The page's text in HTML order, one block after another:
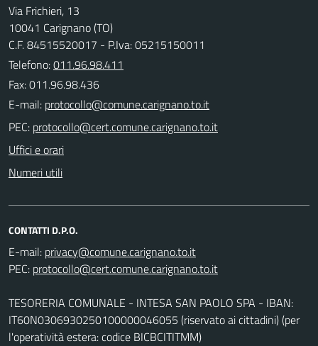
Via Frichieri, 13
10041 Carignano (TO)
C.F. 84515520017 - P.Iva: 05215150011
Telefono:011.96.98.411
Fax: 011.96.98.436
E-mail:
PEC:
Uffici e orari
Numeri utili
CONTATTI D.P.O.
E-mail:
PEC:
TESORERIA COMUNALE - INTESA SAN PAOLO SPA - IBAN:
IT60N0306930250100000046055 (riservato ai cittadini) (per
l'operatività estera: codice BICBCITITMM)